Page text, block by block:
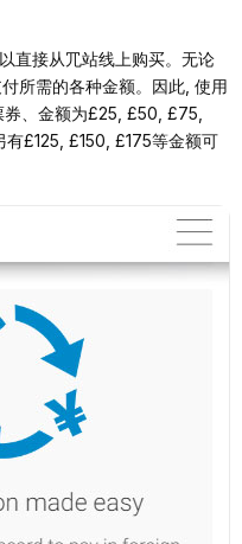
直接从⺴站线上购买。⽆论
所需的各种⾦额。因此, 使⽤
、⾦额为£25, £50, £75,
有£125, £150, £175等⾦额可